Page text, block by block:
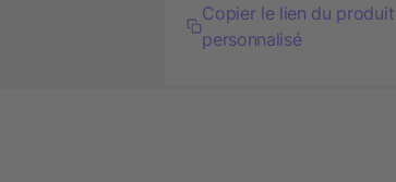
Copier le lien du produit
personnalisé